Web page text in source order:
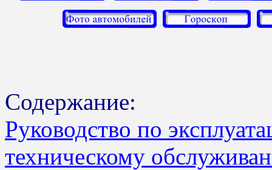
Содержание:
Руководство по
техническому